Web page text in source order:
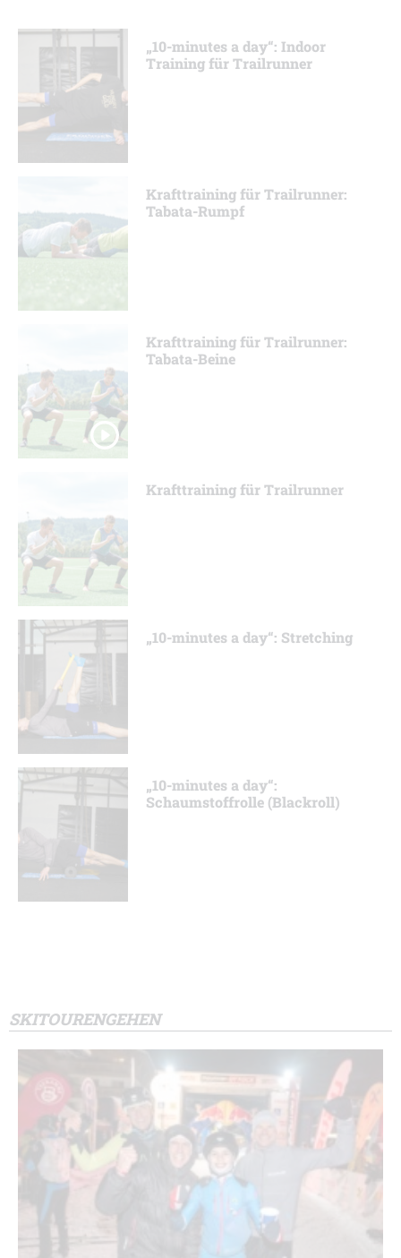
„10-minutes a day“: Indoor
Training für Trailrunner
Krafttraining für Trailrunner:
Tabata-Rumpf
Krafttraining für Trailrunner:
Tabata-Beine
Krafttraining für Trailrunner
„10-minutes a day“: Stretching
„10-minutes a day“:
Schaumstoffrolle (Blackroll)
SKITOURENGEHEN